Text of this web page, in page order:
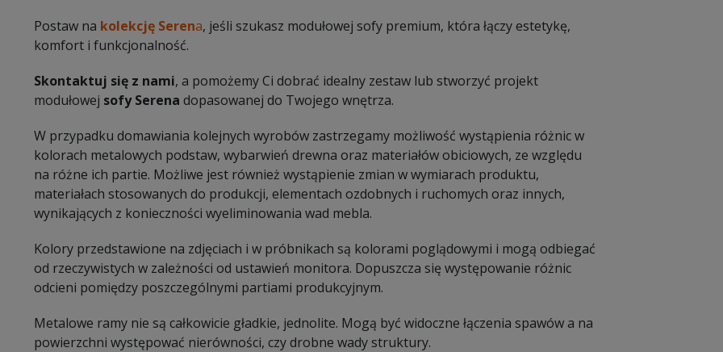
Postaw na kolekcję Serena, jeśli szukasz modułowej sofy premium, która łączy estetykę,
komfort i funkcjonalność.
Skontaktuj się z nami, a pomożemy Ci dobrać idealny zestaw lub stworzyć projekt
modułowej sofy Serena dopasowanej do Twojego wnętrza.
W przypadku domawiania kolejnych wyrobów zastrzegamy możliwość wystąpienia różnic w
kolorach metalowych podstaw, wybarwień drewna oraz materiałów obiciowych, ze względu
na różne ich partie. Możliwe jest również wystąpienie zmian w wymiarach produktu,
materiałach stosowanych do produkcji, elementach ozdobnych i ruchomych oraz innych,
wynikających z konieczności wyeliminowania wad mebla.
Kolory przedstawione na zdjęciach i w próbnikach są kolorami poglądowymi i mogą odbiegać
od rzeczywistych w zależności od ustawień monitora. Dopuszcza się występowanie różnic
odcieni pomiędzy poszczególnymi partiami produkcyjnym.
Metalowe ramy nie są całkowicie gładkie, jednolite. Mogą być widoczne łączenia spawów a na
powierzchni występować nierówności, czy drobne wady struktury.